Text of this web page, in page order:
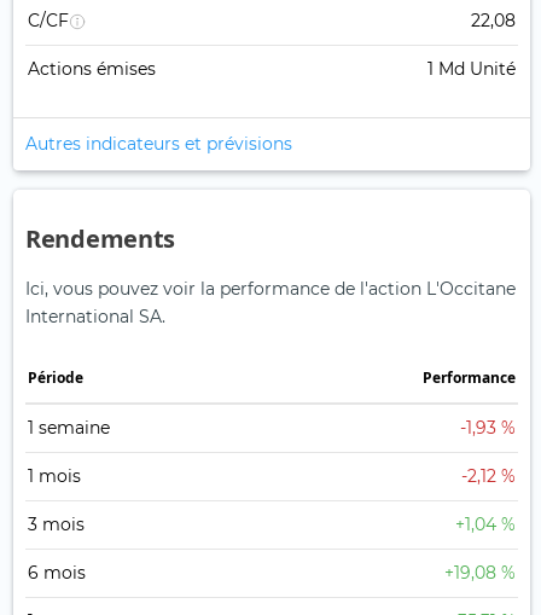
C/CF 22,08
Actions émises 1 Md Unité
Autres indicateurs et prévisions
Rendements
Ici, vous pouvez voir la performance de l'action L'Occitane
International SA.
Période Performance
1 semaine -1,93 %
1 mois -2,12 %
3 mois +1,04 %
6 mois +19,08 %